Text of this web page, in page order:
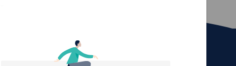
Tilmeld nyhedsbrev